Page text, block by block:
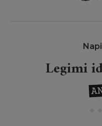
Legimi